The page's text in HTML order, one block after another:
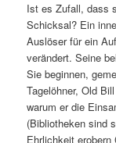
Ist es Zufall, dass
Schicksal? Ein
Auslöser für ein
verändert. Seine
Sie beginnen,
Tagelöhner, Old
warum er die
(Bibliotheken sind
Ehrlichkeit